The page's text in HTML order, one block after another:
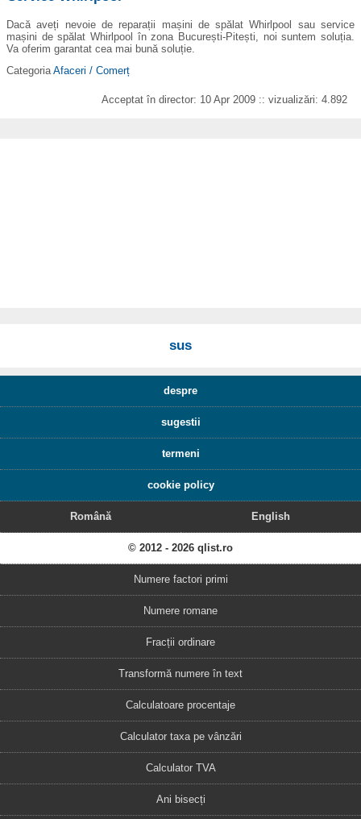
Dacă aveți nevoie de reparații mașini de spălat Whirlpool sau service
mașini de spălat Whirlpool în zona București-Pitești, noi suntem soluția.
Va oferim garantat cea mai bună soluție.
Categoria Afaceri / Comerț
Acceptat în director: 10 Apr 2009 :: vizualizări: 4.892
sus
despre
sugestii
termeni
cookie policy
Română English
© 2012 - 2026 qlist.ro
Numere factori primi
Numere romane
Fracții ordinare
Transformă numere în text
Calculatoare procentaje
Calculator taxa pe vânzări
Calculator TVA
Ani bisecți